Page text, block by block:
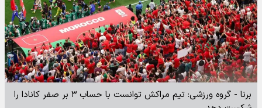
برنا - گروه ورزشی: تیم مراکش توانست با حساب ۳ بر صفر کانادا را